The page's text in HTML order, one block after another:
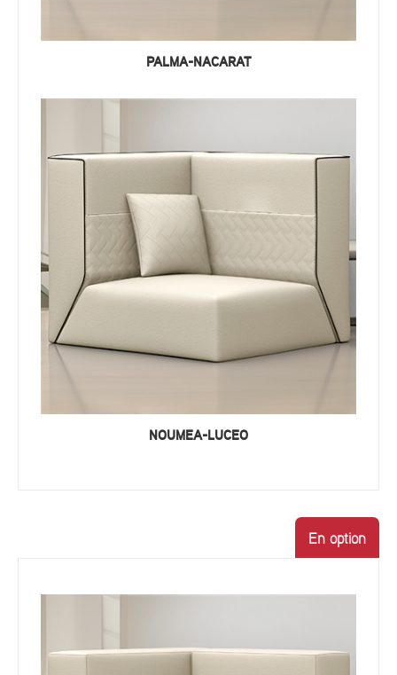
PALMA-NACARAT
NOUMEA-LUCEO
En option